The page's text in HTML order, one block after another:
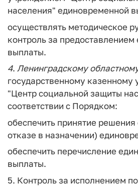
населения" единовременной
осуществлять методическое
контроль за
выплаты.
4. Ленинградскому
государственному
"Центр социальной защиты
соответствии с Порядком:
обеспечить принятие
отказе в назначении)
обеспечить перечисление
выплаты.
5. Контроль за исполнением